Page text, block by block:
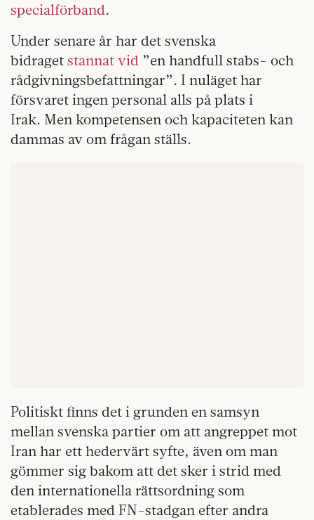
specialförband.
Under senare år har det svenska
bidraget stannat vid ”en handfull stabs- och
rådgivningsbefattningar”. I nuläget har
försvaret ingen personal alls på plats i
Irak. Men kompetensen och kapaciteten kan
dammas av om frågan ställs.
Politiskt finns det i grunden en samsyn
mellan svenska partier om att angreppet mot
Iran har ett hedervärt syfte, även om man
gömmer sig bakom att det sker i strid med
den internationella rättsordning som
etablerades med FN-stadgan efter andra